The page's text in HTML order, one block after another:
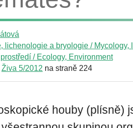
lichenologie a bryologie / Mycology,
/ Ecology, Environment
Živa 5/2012 na straně 224
houby (plísně)